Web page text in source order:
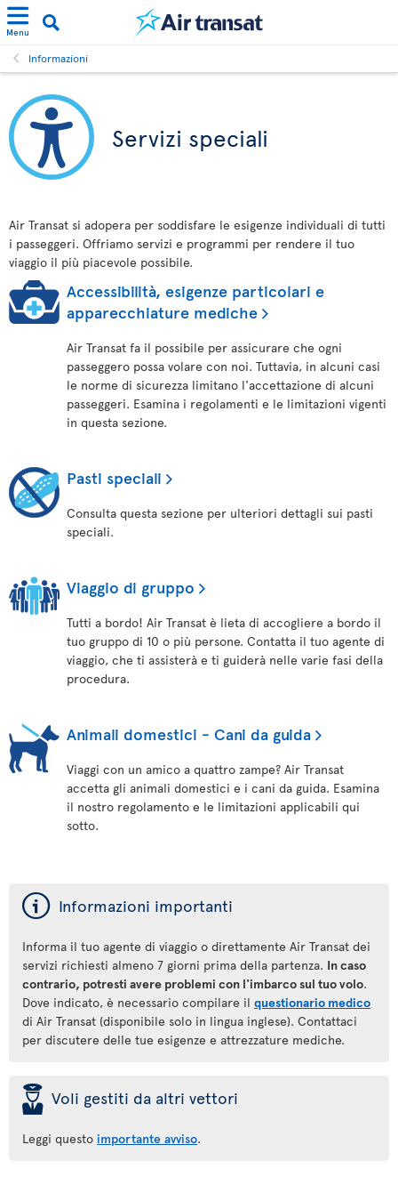
Menu
Informazioni
Servizi speciali
Air Transat si adopera per soddisfare le esigenze individuali di tutti
i passeggeri. Offriamo servizi e programmi per rendere il tuo
viaggio il più piacevole possibile.
Accessibilità, esigenze particolari e
apparecchiature mediche
Air Transat fa il possibile per assicurare che ogni
passeggero possa volare con noi. Tuttavia, in alcuni casi
le norme di sicurezza limitano l'accettazione di alcuni
passeggeri. Esamina i regolamenti e le limitazioni vigenti
in questa sezione.
Pasti speciali
Consulta questa sezione per ulteriori dettagli sui pasti
speciali.
Viaggio di gruppo
Tutti a bordo! Air Transat è lieta di accogliere a bordo il
tuo gruppo di 10 o più persone. Contatta il tuo agente di
viaggio, che ti assisterà e ti guiderà nelle varie fasi della
procedura.
Animali domestici - Cani da guida
Viaggi con un amico a quattro zampe? Air Transat
accetta gli animali domestici e i cani da guida. Esamina
il nostro regolamento e le limitazioni applicabili qui
sotto.
ý Informazioni importanti
Informa il tuo agente di viaggio o direttamente Air Transat dei
servizi richiesti almeno 7 giorni prima della partenza. In caso
contrario, potresti avere problemi con l'imbarco sul tuo volo.
Dove indicato, è necessario compilare il questionario medico
di Air Transat (disponibile solo in lingua inglese). Contattaci
per discutere delle tue esigenze e attrezzature mediche.
þ Voli gestiti da altri vettori
Leggi questo importante avviso.